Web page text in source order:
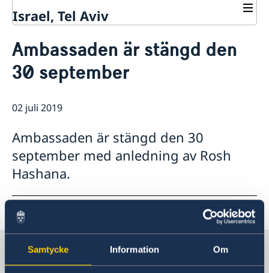
Samtycke Information Om
Israel, Tel Aviv
Om ambassaden
Lediga tjänster
GDPR
Så stöttar vi svenska företag
Team Sweden
Så kan du få stöd
Svenska företag i Israel
Anmäl handelshinder
Ambassaden är stängd den
30 september
02 juli 2019
Ambassaden är stängd den 30
september med anledning av Rosh
Hashana.
Sverige i Israel, Tel Aviv